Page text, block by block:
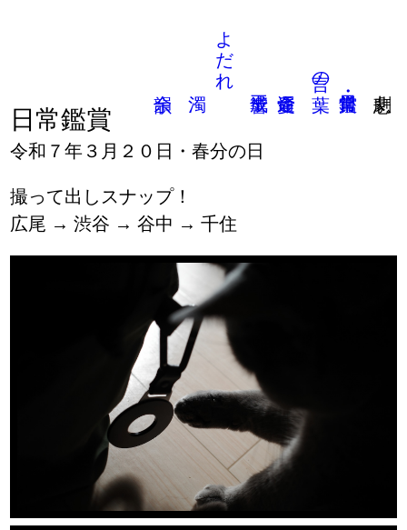
言の葉
よだれ
日常鑑賞
令和７年３月２０日・春分の日
撮って出しスナップ！
広尾 → 渋谷 → 谷中 → 千住